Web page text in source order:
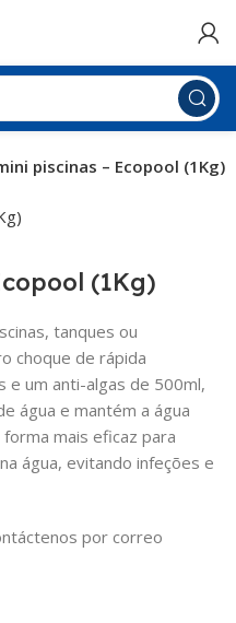
piscinas – Ecopool (1Kg)
(1Kg)
tanques ou
choque de rápida
e um anti-algas de 500ml,
água e mantém a água
mais eficaz para
água, evitando infeções e
por correo